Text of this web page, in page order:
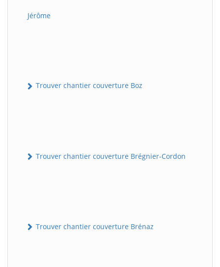
Jérôme
Trouver chantier couverture Boz
Trouver chantier couverture Brégnier-Cordon
Trouver chantier couverture Brénaz